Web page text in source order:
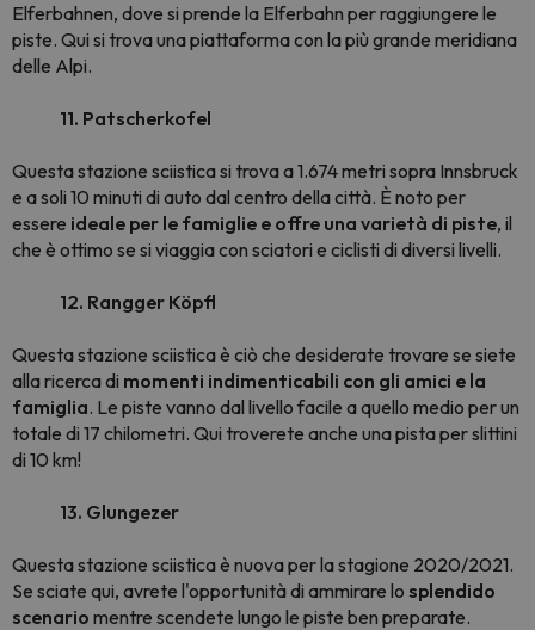
Elferbahnen, dove si prende la Elferbahn per raggiungere le
piste. Qui si trova una piattaforma con la più grande meridiana
delle Alpi.
11. Patscherkofel
Questa stazione sciistica si trova a 1.674 metri sopra Innsbruck
e a soli 10 minuti di auto dal centro della città. È noto per
essere ideale per le famiglie e offre una varietà di piste, il
che è ottimo se si viaggia con sciatori e ciclisti di diversi livelli.
12. Rangger Köpfl
Questa stazione sciistica è ciò che desiderate trovare se siete
alla ricerca di momenti indimenticabili con gli amici e la
famiglia. Le piste vanno dal livello facile a quello medio per un
totale di 17 chilometri. Qui troverete anche una pista per slittini
di 10 km!
13. Glungezer
Questa stazione sciistica è nuova per la stagione 2020/2021.
Se sciate qui, avrete l'opportunità di ammirare lo splendido
scenario mentre scendete lungo le piste ben preparate.